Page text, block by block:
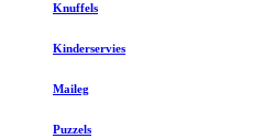
Knuffels
Kinderservies
Maileg
Puzzels